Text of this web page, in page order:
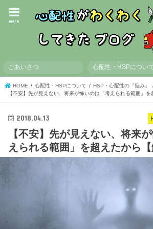
menu
ごあいさつ 心配性・HSPについ
HOME 心配性・HSPについて
HSP・心配性の『悩み』
【不安】先が見えない、将来が怖いのは「考えられる範囲」を
2018.04.13
【不安】先が見えない、将来
えられる範囲」を超えたから【